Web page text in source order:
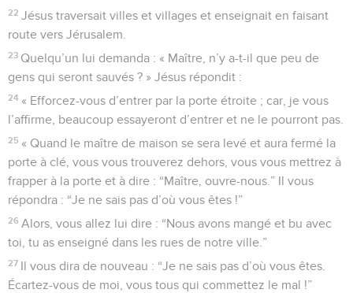
22 Jésus traversait villes et villages et enseignait en faisant
route vers Jérusalem.
23 Quelqu’un lui demanda : « Maître, n’y a-t-il que peu de
gens qui seront sauvés ? » Jésus répondit :
24 « Efforcez-vous d’entrer par la porte étroite ; car, je vous
l’affirme, beaucoup essayeront d’entrer et ne le pourront pas.
25 « Quand le maître de maison se sera levé et aura fermé la
porte à clé, vous vous trouverez dehors, vous vous mettrez à
frapper à la porte et à dire : “Maître, ouvre-nous.” Il vous
répondra : “Je ne sais pas d’où vous êtes !”
26 Alors, vous allez lui dire : “Nous avons mangé et bu avec
toi, tu as enseigné dans les rues de notre ville.”
27 Il vous dira de nouveau : “Je ne sais pas d’où vous êtes.
Écartez-vous de moi, vous tous qui commettez le mal !”